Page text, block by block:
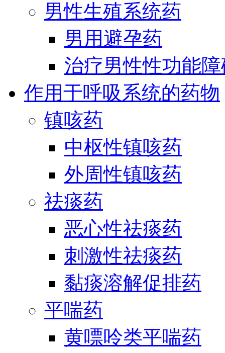
男性生殖系统药
男用避孕药
治疗男性性功能
作用于呼吸系统的药物
镇咳药
中枢性镇咳药
外周性镇咳药
祛痰药
恶心性祛痰药
刺激性祛痰药
黏痰溶解促排药
平喘药
黄嘌呤类平喘药